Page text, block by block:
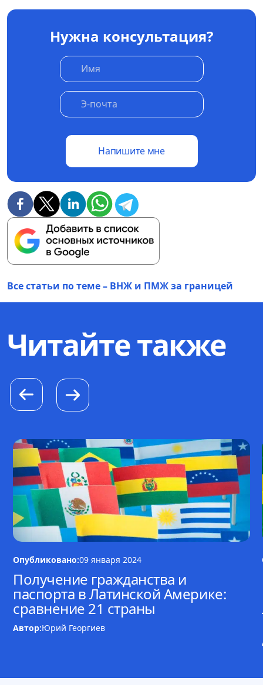
Нужна консультация?
Напишите мне
Все статьи по теме – ВНЖ и ПМЖ за границей
Читайте также
Опубликовано:09 января 2024
Получение гражданства и
паспорта в Латинской Америке:
сравнение 21 страны
Автор:Юрий Георгиев